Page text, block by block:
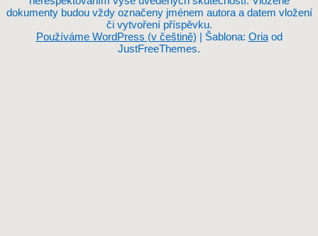
dokumenty budou vždy označeny jménem autora a datem vložení
či vytvoření příspěvku.
Používáme WordPress (v češtině) | Šablona: Oriaod
JustFreeThemes.